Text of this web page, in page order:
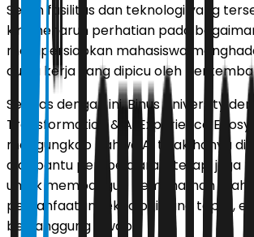
Selain fasilitas dan teknologi yang
kini menaruh perhatian pada
mempersiapkan mahasiswa
dunia kerja yang dipicu oleh
Selaras dengan ini, Binus University
Transformation & AI Experience
mengungkap bahwa AI tidak hanya
alat bantu pembelajaran, tetapi juga
untuk membangun pemahaman
pemanfaatan teknologi yang tepat,
bertanggung jawab.